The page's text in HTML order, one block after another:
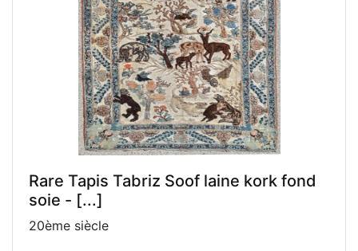
Rare Tapis Tabriz Soof laine kork fond
soie - [...]
20ème siècle